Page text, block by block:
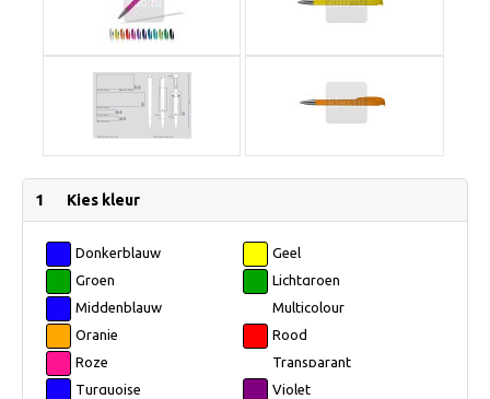
1 Kies kleur
Donkerblauw
Geel
Groen
Lichtgroen
Middenblauw
Multicolour
Oranje
Rood
Roze
Transparant
Turquoise
Violet